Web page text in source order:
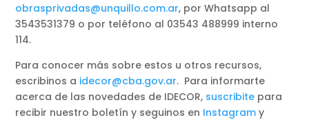
obrasprivadas@unquillo.com.ar, por Whatsapp al
3543531379 o por teléfono al 03543 488999 interno
114.
Para conocer más sobre estos u otros recursos,
escribinos a idecor@cba.gov.ar. Para informarte
acerca de las novedades de IDECOR, suscribite para
recibir nuestro boletín y seguinos en Instagram y